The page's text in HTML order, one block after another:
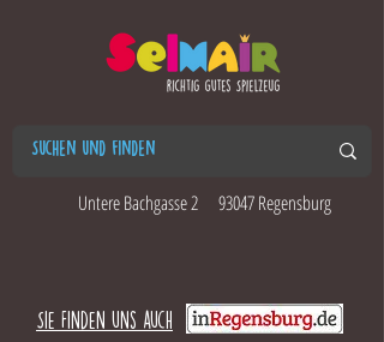
Untere Bachgasse 2 93047 Regensburg
Sie finden uns auch